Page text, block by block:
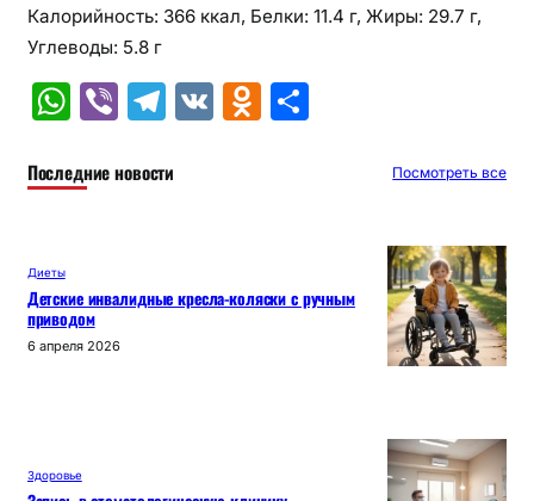
Калорийность: 366 ккал, Белки: 11.4 г, Жиры: 29.7 г,
Углеводы: 5.8 г
W
at
p
p
Vi
er
T
e
m
V O
a
О
в
Последние новости Посмотреть все
Диеты
Детские инвалидные кресла-коляски с ручным
приводом
6 апреля 2026
Здоровье